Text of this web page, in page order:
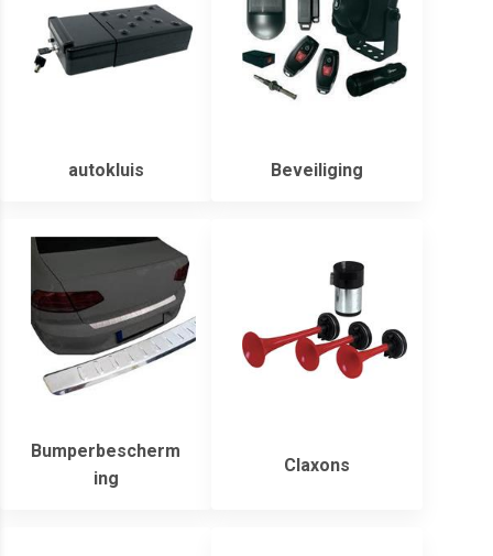
autokluis Beveiliging
Bumperbescherm
ing
Claxons